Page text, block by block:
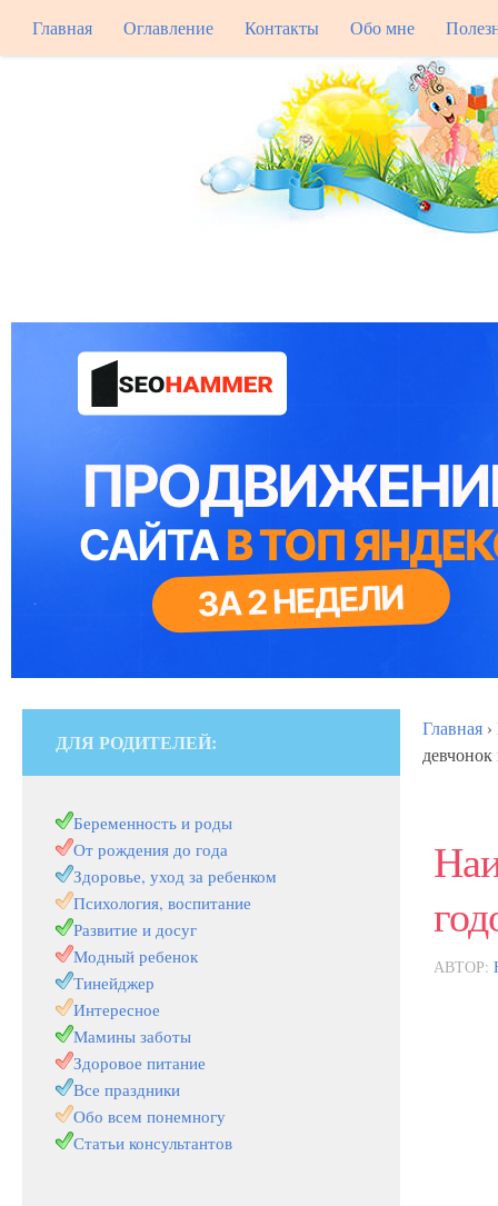
Главная Оглавление Контакты Обо мне
Главная ›
АВТОР:
ДЛЯ РОДИТЕЛЕЙ:
Беременность и роды
От рождения до года
Здоровье, уход за ребенком
Психология, воспитание
Развитие и досуг
Модный ребенок
Тинейджер
Интересное
Мамины заботы
Здоровое питание
Все праздники
Обо всем понемногу
Статьи консультантов